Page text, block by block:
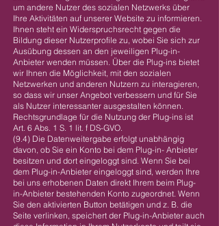
um andere Nutzer des sozialen Netzwerks über
Ihre Aktivitäten auf unserer Website zu informieren.
Ihnen steht ein Widerspruchsrecht gegen die
Bildung dieser Nutzerprofile zu, wobei Sie sich zur
Ausübung dessen an den jeweiligen Plug-in-
Anbieter wenden müssen. Über die Plug-ins bietet
wir Ihnen die Möglichkeit, mit den sozialen
Netzwerken und anderen Nutzern zu interagieren,
so dass wir unser Angebot verbessern und für Sie
als Nutzer interessanter ausgestalten können.
Rechtsgrundlage für die Nutzung der Plug-ins ist
Art. 6 Abs. 1 S. 1 lit. f DS-GVO.
(9.4) Die Datenweitergabe erfolgt unabhängig
davon, ob Sie ein Konto bei dem Plug-in- Anbieter
besitzen und dort eingeloggt sind. Wenn Sie bei
dem Plug-in-Anbieter eingeloggt sind, werden Ihre
bei uns erhobenen Daten direkt Ihrem beim Plug-
in-Anbieter bestehenden Konto zugeordnet. Wenn
Sie den aktivierten Button betätigen und z. B. die
Seite verlinken, speichert der Plug-in-Anbieter auch